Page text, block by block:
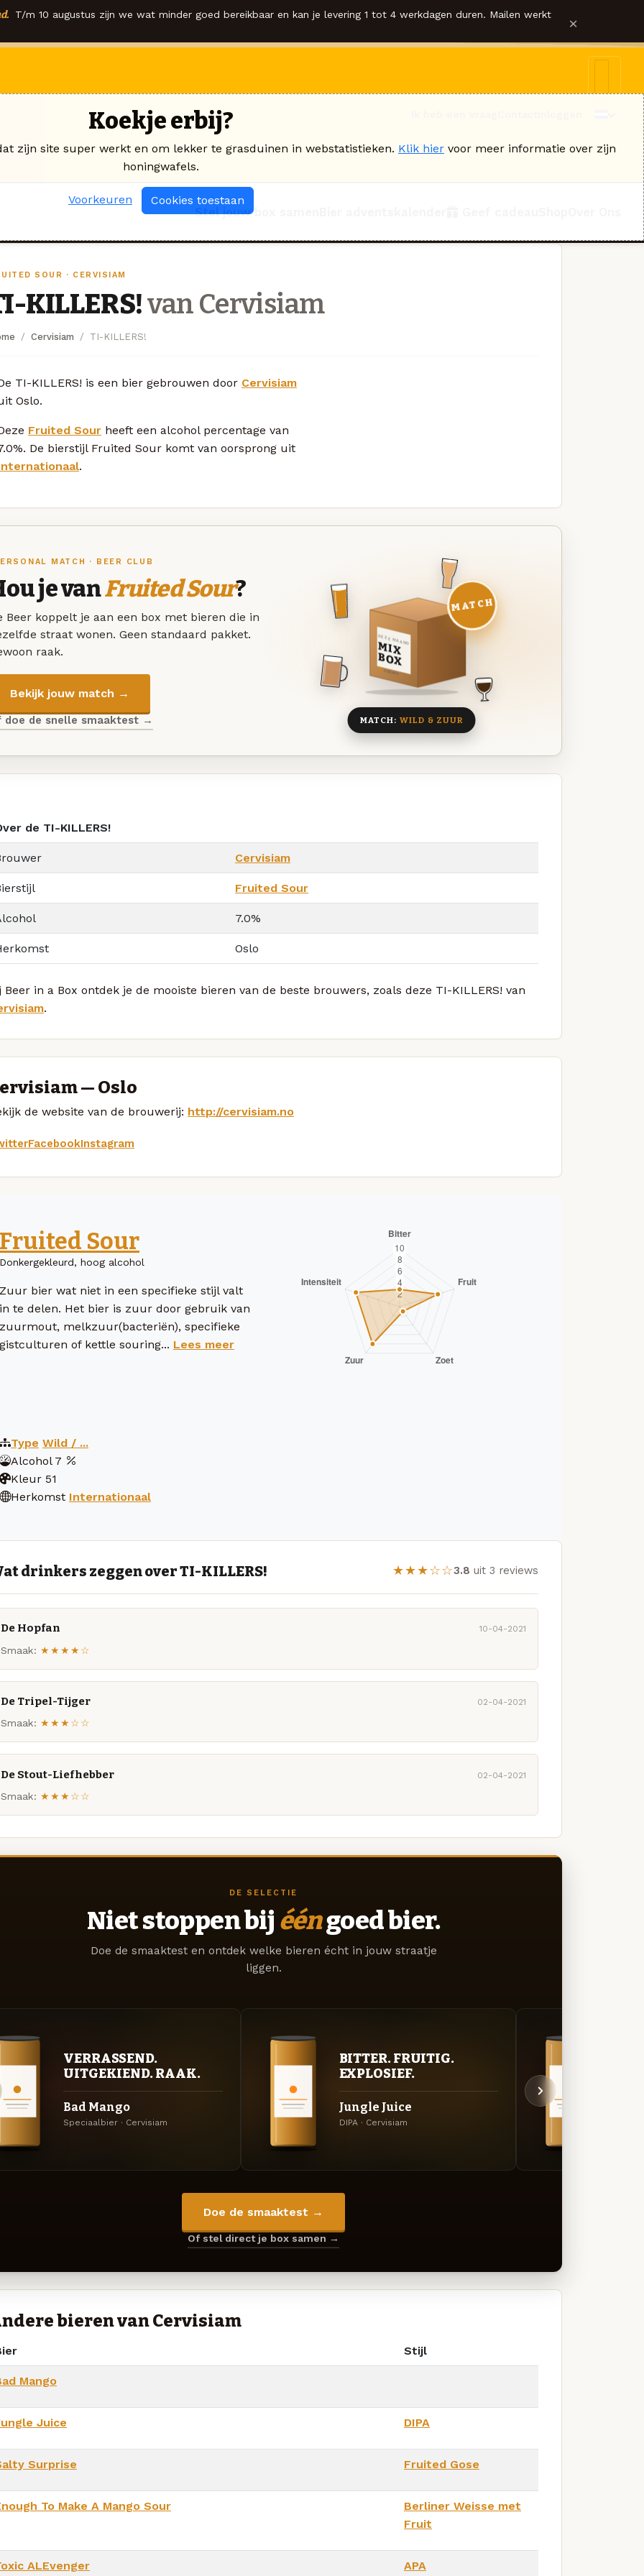
T/m 10 augustus zijn we wat minder goed bereikbaar en kan je levering 1 tot 4 werkdagen duren. Mailen werkt ×
Stel jouw box samen
SOUR · CERVISIAM
KILLERS!van Cervisiam
Cervisiam TI-KILLERS!
TI-KILLERS! is een bier gebrouwen door Cervisiam
Oslo.
Fruited Sour heeft een alcohol percentage van
De bierstijl Fruited Sour komt van oorsprong uit
.
MATCH · BEER CLUB
je vanFruited Sour?
Beer koppelt je aan een box met bieren die in
straat wonen. Geen standaard pakket.
raak.
Bekijk jouw match →
doe de snelle smaaktest →
DEZE MAAND
MIX
BOX
8 BIEREN
MATCH
MATCH: WILD & ZUUR
de TI-KILLERS!
Cervisiam
Fruited Sour
7.0%
Oslo
Beer in a Box ontdek je de mooiste bieren van de beste brouwers, zoals deze TI-KILLERS! van
.
— Oslo
de website van de brouwerij: http://cervisiam.no
FacebookInstagram
Fruited Sour
Donkergekleurd, hoog alcohol
Zuur bier wat niet in een specifieke stijl valt
in te delen. Het bier is zuur door gebruik van
zuurmout, melkzuur(bacteriën), specifieke
gistculturen of kettle souring... Lees meer
Type Wild / ...
Alcohol 7
Kleur 51
Herkomst Internationaal
drinkers zeggen over TI-KILLERS! ★★★☆☆3.8 uit 3 reviews
De Hopfan 10-04-2021
Smaak: ★★★★☆
De Tripel-Tijger 02-04-2021
Smaak: ★★★☆☆
De Stout-Liefhebber 02-04-2021
Smaak: ★★★☆☆
DE SELECTIE
Niet stoppen bij ééngoed bier.
Doe de smaaktest en ontdek welke bieren écht in jouw straatje
liggen.
VERRASSEND.
UITGEKIEND. RAAK.
Bad Mango
Speciaalbier · Cervisiam
BITTER. FRUITIG.
EXPLOSIEF.
Jungle Juice
DIPA · Cervisiam
Doe de smaaktest →
Of stel direct je box samen →
bieren van Cervisiam
Stijl
Mango
Juice DIPA
Surprise Fruited Gose
To Make A Mango Sour
Berliner Weisse met
Fruit
ALEvenger APA
Koekje erbij?
zijn site super werkt en om lekker te grasduinen in webstatistieken. Klik hier voor meer informatie over zijn
honingwafels.
Voorkeuren Cookies toestaan